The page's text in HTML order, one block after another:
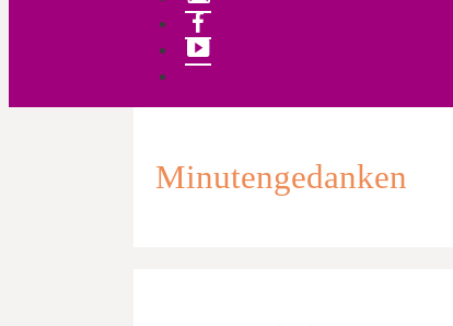
Minutengedanken